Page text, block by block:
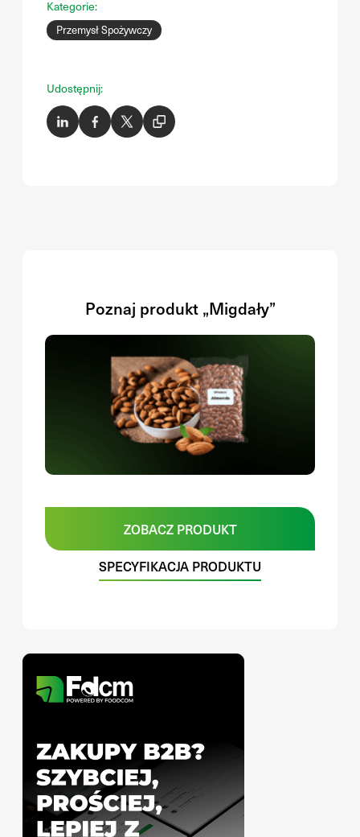
Kategorie:
Przemysł Spożywczy
Udostępnij:
Poznaj produkt „Migdały”
ZOBACZ PRODUKT
SPECYFIKACJA PRODUKTU